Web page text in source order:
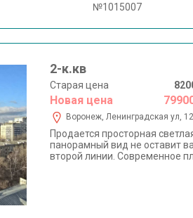
№1015007
2-к.кв
Старая цена
Новая цена
Воронеж, Ленинградская ул,
Продается просторная
панорамный вид не оставит
второй линии. Современное